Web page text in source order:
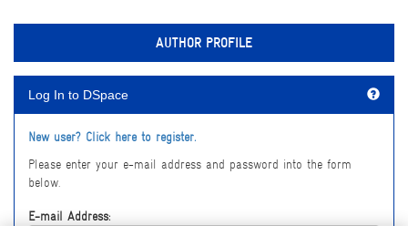
AUTHOR PROFILE
Log In to DSpace
New user? Click here to register.
Please enter your e-mail address and password into the form
below.
E-mail Address: